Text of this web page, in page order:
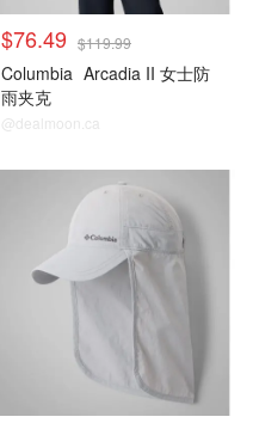
$76.49 $119.99
Columbia Arcadia II 女士防
雨夹克
@dealmoon.ca